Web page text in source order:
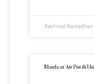
Rachmat Ramadhan
Manfaat Air Putih